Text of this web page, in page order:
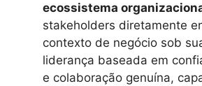
ecossistema
stakeholders diretamente
contexto de negócio sob
liderança baseada em
e colaboração genuína,